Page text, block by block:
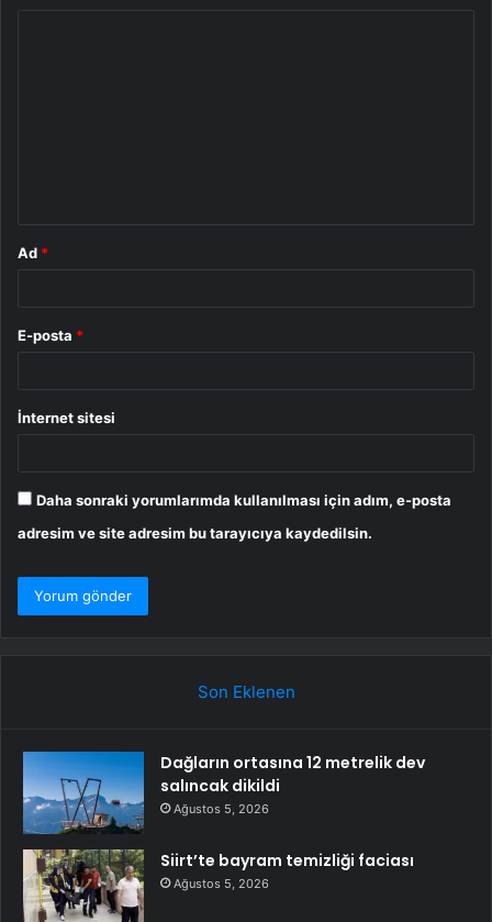
Ad *
E-posta *
İnternet sitesi
Daha sonraki yorumlarımda kullanılması için adım, e-posta
adresim ve site adresim bu tarayıcıya kaydedilsin.
Son Eklenen
Dağların ortasına 12 metrelik dev
salıncak dikildi
Ağustos 5, 2026
Siirt’te bayram temizliği faciası
Ağustos 5, 2026